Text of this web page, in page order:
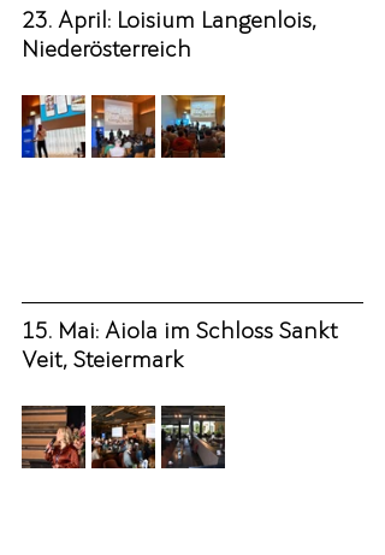
23. April: Loisium Langenlois,
Niederösterreich
15. Mai: Aiola im Schloss Sankt
Veit, Steiermark